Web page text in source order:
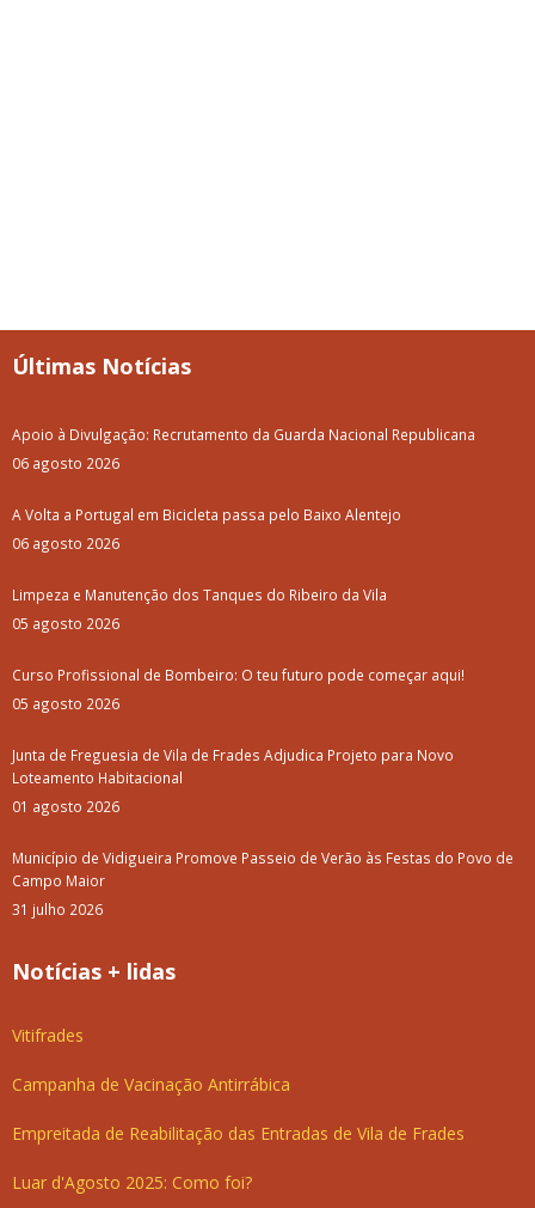
Últimas Notícias
Apoio à Divulgação: Recrutamento da Guarda Nacional Republicana
06 agosto 2026
A Volta a Portugal em Bicicleta passa pelo Baixo Alentejo
06 agosto 2026
Limpeza e Manutenção dos Tanques do Ribeiro da Vila
05 agosto 2026
Curso Profissional de Bombeiro: O teu futuro pode começar aqui!
05 agosto 2026
Junta de Freguesia de Vila de Frades Adjudica Projeto para Novo
Loteamento Habitacional
01 agosto 2026
Município de Vidigueira Promove Passeio de Verão às Festas do Povo de
Campo Maior
31 julho 2026
Notícias + lidas
Vitifrades
Campanha de Vacinação Antirrábica
Empreitada de Reabilitação das Entradas de Vila de Frades
Luar d'Agosto 2025: Como foi?